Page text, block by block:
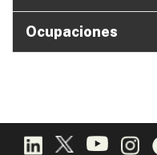
Ocupaciones